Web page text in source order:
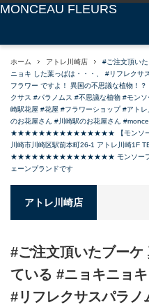
ホーム アトレ川崎店
#ご注文頂い
ニョキ した葉っぱは・・・、 #リフレクサ
フラワー ですよ！ 異国の不思議な植物！
クサス #パラノムス #不思議な植物 #モン
崎駅花屋 #花屋 #フラワーショップ #アト
のお花屋さん #川崎駅のお花屋さん
★★★★★★★★★★★★★★★ 【モンソーフル
川崎市川崎区駅前本町26-1 アトレ川崎1F
★★★★★★★★★★★★★★★ モンソーフルー
ェーンブランドです
アトレ川崎店
#ご注文頂いたブーケ
ている #ニョキニョ
#リフレクサスパラ